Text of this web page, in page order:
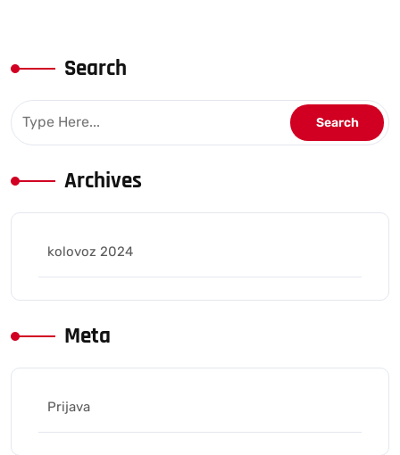
Search
Archives
kolovoz 2024
Meta
Prijava